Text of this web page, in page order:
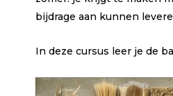
bijdrage aan kunnen
In deze cursus leer je de